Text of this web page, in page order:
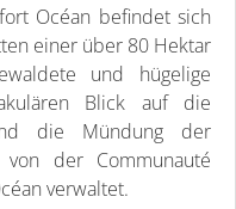
Océan befindet sich
einer über 80 Hektar
und hügelige
Blick auf die
die Mündung der
der Communauté
verwaltet.